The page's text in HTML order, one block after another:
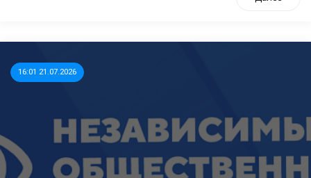
16:01 21.07.2026